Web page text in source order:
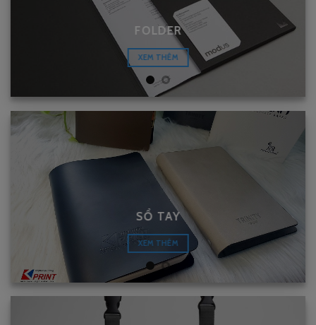
FOLDER
XEM THÊM
SỔ TAY
XEM THÊM